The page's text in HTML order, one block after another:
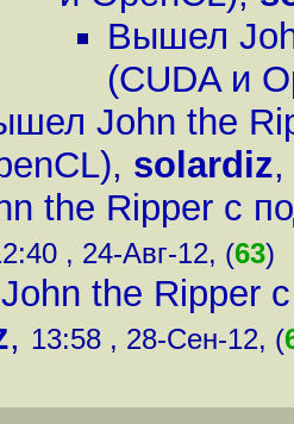
Вышел
(CUDA и
John the
, solardiz,
the Ripper с
, 24-Авг-12, (63)
the Ripper
, 13:58 , 28-Сен-12, (